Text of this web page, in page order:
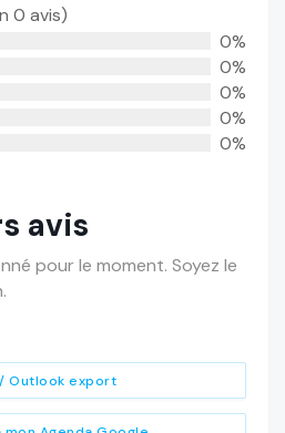
0 avis)
0%
0%
0%
0%
0%
avis
pour le moment. Soyez le
Outlook export